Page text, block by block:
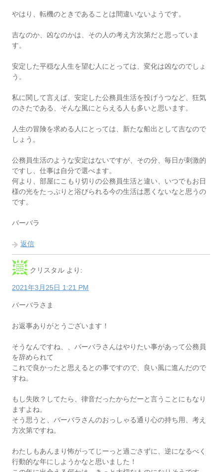
やはり、転機のときであることは間違いないようです。
吉なのか、凶なのかは、その人の考え方次第だと思っていま
す。
安定した平穏な人生を望む人にとっては、変化は凶なのでしょ
う。
私に関して言えば、安定した公務員生活を投げうつなど、狂気
のさたである、そんな風にとらえる人も多いと思います。
人生の冒険を求める人にとっては、新たな船出として吉なので
しょう。
公務員生活のような安定はないですが、その分、毎日が刺激的
ですし、仕事は自分で選べます。
何より、部屋にこもり切りの公務員生活と違い、いつでもお日
様の光をたっぷりと浴びられる今の生活は悪くないなと思うの
です。
バーバラ
返信
クリスタル より:
2021年3月25日 1:21 PM
バーバラさま
お返事ありがとうございます！
そうなんですね、、バーバラさんはやりたい事があって公務員
を辞められて
これで良かったと思えるとの事ですので、良い風に進んだので
すね。
もし失敗？してたら、律音だったからだーと言うことにもなり
ますよね。
そう思うと、バーバラさんのおっしゃる通り心の持ち用、考え
方次第ですね。
わたしもあんまり怖がってじーっと過ごさずに、逆になるべく
行動的な年にしようかなと思いました！